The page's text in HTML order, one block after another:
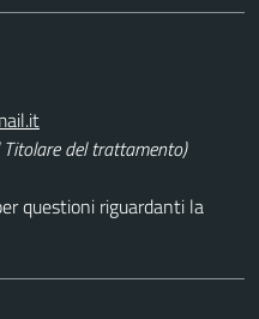
del trattamento)
questioni riguardanti la